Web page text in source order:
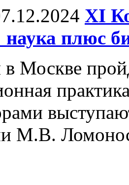
ХI
плюс
в Москве
М.В.